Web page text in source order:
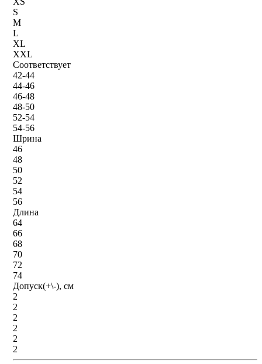
S
M
L
XL
XXL
Соответствует
42-44
44-46
46-48
48-50
52-54
54-56
Шрина
46
48
50
52
54
56
Длина
64
66
68
70
72
74
Допуск(+\-), см
2
2
2
2
2
2